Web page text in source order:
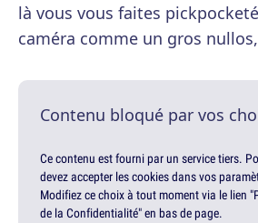
là vous vous faites
caméra comme un gros
Contenu bloqué par vos
Ce contenu est fourni par un service tiers.
devez accepter les cookies dans vos
Modifiez ce choix à tout moment via le lien
de la Confidentialité" en bas de page.